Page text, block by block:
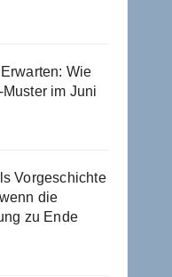
Wie
im Juni
Vorgeschichte
die
zu Ende